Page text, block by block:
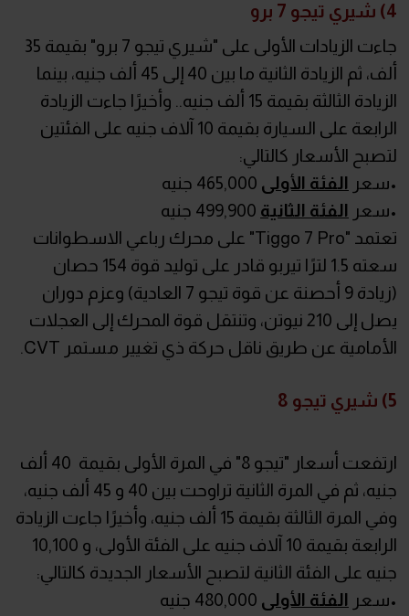
4) شيري تيجو 7 برو
جاءت الزيادات الأولى على "شيري تيجو 7 برو" بقيمة 35
ألف، ثم الزيادة الثانية ما بين 40 إلى 45 ألف جنيه، بينما
الزيادة الثالثة بقيمة 15 ألف جنيه.. وأخيرًا جاءت الزيادة
الرابعة على السيارة بقيمة 10 آلاف جنيه على الفئتين
لتصبح الأسعار كالتالي:
•سعر الفئة الأولى
•سعر الفئة الثانية
تعتمد "Tiggo 7 Pro" على محرك رباعي الاسطوانات
سعته 1.5 لترًا تيربو قادر على توليد قوة 154 حصان
(زيادة 9 أحصنة عن قوة تيجو 7 العادية) وعزم دوران
يصل إلى 210 نيوتن، وتنتقل قوة المحرك إلى العجلات
الأمامية عن طريق ناقل حركة ذي تغيير مستمر CVT.
5) شيري تيجو 8
ارتفعت أسعار "تيجو 8" في المرة الأولى بقيمة 40 ألف
جنيه، ثم في المرة الثانية تراوحت بين 40 و 45 ألف جنيه،
وفي المرة الثالثة بقيمة 15 ألف جنيه، وأخيرًا جاءت الزيادة
الرابعة بقيمة 10 آلاف جنيه على الفئة الأولى، و 10,100
جنيه على الفئة الثانية لتصبح الأسعار الجديدة كالتالي:
•سعر الفئة الأولى